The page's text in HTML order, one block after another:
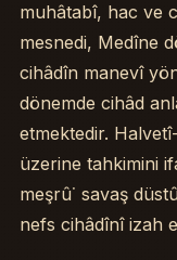
muhâtabî, hac ve
mesnedi, Medîne
cihâdîn manevî
dönemde cihâd
etmektedir.
üzerine tahkimini
meşrû˙ savaş
nefs cihâdînî izah